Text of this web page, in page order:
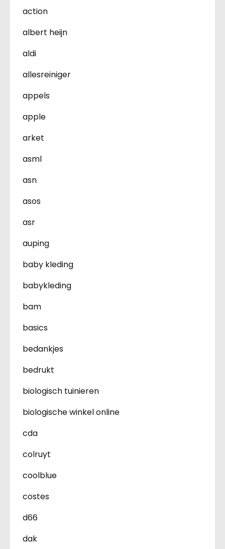
action
albert heijn
aldi
allesreiniger
appels
apple
arket
asml
asn
asos
asr
auping
baby kleding
babykleding
bam
basics
bedankjes
bedrukt
biologisch tuinieren
biologische winkel online
cda
colruyt
coolblue
costes
d66
dak